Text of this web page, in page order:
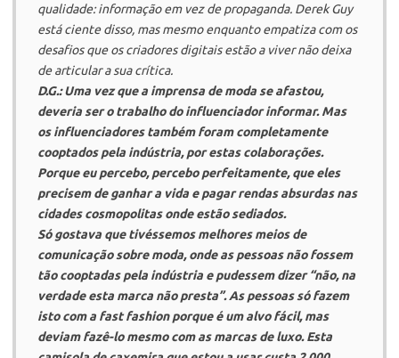
qualidade: informação em vez de propaganda. Derek Guy
está ciente disso, mas mesmo enquanto empatiza com os
desafios que os criadores digitais estão a viver não deixa
de articular a sua crítica.
D.G.: Uma vez que a imprensa de moda se afastou,
deveria ser o trabalho do influenciador informar. Mas
os influenciadores também foram completamente
cooptados pela indústria, por estas colaborações.
Porque eu percebo, percebo perfeitamente, que eles
precisem de ganhar a vida e pagar rendas absurdas nas
cidades cosmopolitas onde estão sediados.
Só gostava que tivéssemos melhores meios de
comunicação sobre moda, onde as pessoas não fossem
tão cooptadas pela indústria e pudessem dizer “não, na
verdade esta marca não presta”. As pessoas só fazem
isto com a fast fashion porque é um alvo fácil, mas
deviam fazê-lo mesmo com as marcas de luxo. Esta